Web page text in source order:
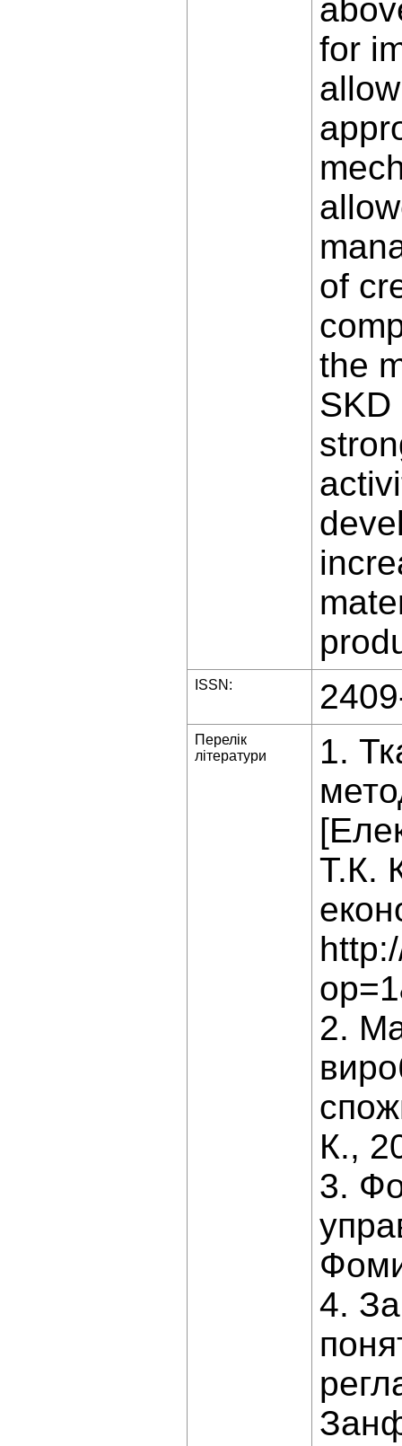
for
of
the
ISSN:
Перелік
літератури
1.
Т.К.
2.
К.,
3.
4.